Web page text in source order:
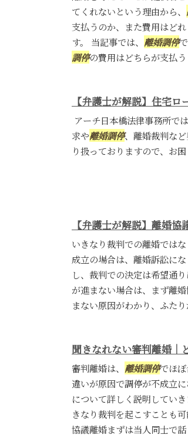
てくれないという理由から、
支払うのか、また費用はど
す。 当記事では、 離婚調停
調停の費用はどちらが支払
【弁護士が解説】住宅
アーチ日本橋法律事務所で
求や離婚調停、離婚裁判な
り扱っておりますので、お
【弁護士が解説】離婚
いきなり裁判での離婚では
成立の場合は、離婚訴訟に
し、裁判での決定は希望通
が進まない場合は、まず離
まない原因がわかり、ふた
聞きなれない審判離婚｜
審判離婚は、 離婚調停でほ
違いが原因で調停が不成立
について詳しく説明してい
きなり裁判を起こすことも
協議離婚まずは当人同士で